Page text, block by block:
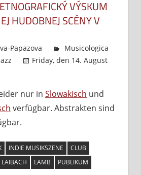
VÝSKUM
HUDOBNEJ SCÉNY V
Papazova
Musicologica
Friday, den 14. August
Etnografický
výskum
scény
v
Bratislave
nur in Slowakisch und
verfügbar. Abstrakten sind
INDIE MUSIKSZENE
CLUB
LAIBACH LAMB
PUBLIKUM